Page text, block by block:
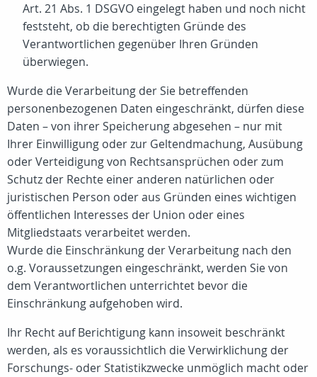
Art. 21 Abs. 1 DSGVO eingelegt haben und noch nicht
feststeht, ob die berechtigten Gründe des
Verantwortlichen gegenüber Ihren Gründen
überwiegen.
Wurde die Verarbeitung der Sie betreffenden
personenbezogenen Daten eingeschränkt, dürfen diese
Daten – von ihrer Speicherung abgesehen – nur mit
Ihrer Einwilligung oder zur Geltendmachung, Ausübung
oder Verteidigung von Rechtsansprüchen oder zum
Schutz der Rechte einer anderen natürlichen oder
juristischen Person oder aus Gründen eines wichtigen
öffentlichen Interesses der Union oder eines
Mitgliedstaats verarbeitet werden.
Wurde die Einschränkung der Verarbeitung nach den
o.g. Voraussetzungen eingeschränkt, werden Sie von
dem Verantwortlichen unterrichtet bevor die
Einschränkung aufgehoben wird.
Ihr Recht auf Berichtigung kann insoweit beschränkt
werden, als es voraussichtlich die Verwirklichung der
Forschungs- oder Statistikzwecke unmöglich macht oder